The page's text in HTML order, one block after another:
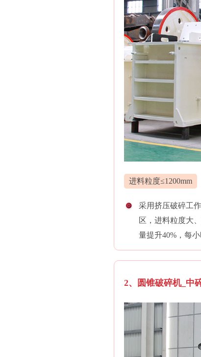
进料粒度≤1200mm
采用挤压破碎工
区，进料粒度大
量提升40%，每
2、圆锥破碎机_中